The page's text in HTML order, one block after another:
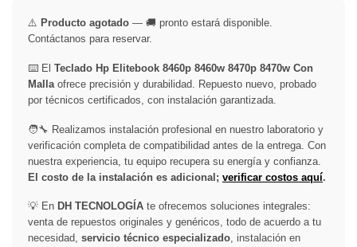
⚠️ Producto agotado — 🚚 pronto estará disponible.
Contáctanos para reservar.
⌨️ El Teclado Hp Elitebook 8460p 8460w 8470p 8470w Con
Mallaofrece precisión y durabilidad. Repuesto nuevo, probado
por técnicos certificados, con instalación garantizada.
🧑‍🔧 Realizamos instalación profesional en nuestro laboratorio y
verificación completa de compatibilidad antes de la entrega. Con
nuestra experiencia, tu equipo recupera su energía y confianza.
El costo de la instalación es adicional; verificar costos aquí.
💡 En DH TECNOLOGÍA te ofrecemos soluciones integrales:
venta de repuestos originales y genéricos, todo de acuerdo a tu
necesidad, servicio técnico especializado, instalación en